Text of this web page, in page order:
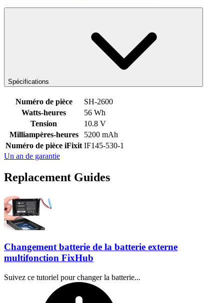
Spécifications
Numéro de pièce
SH-2600
Watts-heures
56 Wh
Tension
10.8 V
Milliampères-heures
5200 mAh
Numéro de pièce iFixit IF145-530-1
Un an de garantie
Replacement Guides
Changement batterie de la batterie externe
multifonction FixHub
Suivez ce tutoriel pour changer la batterie...